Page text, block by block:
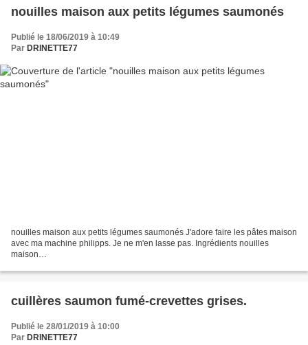
nouilles maison aux petits légumes saumonés
Publié le 18/06/2019 à 10:49
Par DRINETTE77
nouilles maison aux petits légumes saumonés J'adore faire les pâtes maison
avec ma machine philipps. Je ne m'en lasse pas. Ingrédients nouilles
maison
petites carottes2 courgettes3 c....
cuillères saumon fumé-crevettes grises.
Publié le 28/01/2019 à 10:00
Par DRINETTE77